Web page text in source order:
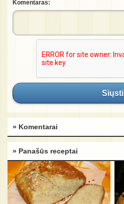
Komentaras:
Siųsti
» Komentarai
» Panašūs receptai